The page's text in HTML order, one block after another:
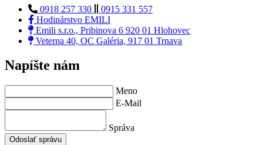
0918 257 330
0915 331 557
Hodinárstvo EMILI
Emili s.r.o., Pribinova 6 920 01 Hlohovec
Veterna 40, OC Galéria, 917 01 Trnava
Napíšte nám
Meno
E-Mail
Správa
Odoslať správu